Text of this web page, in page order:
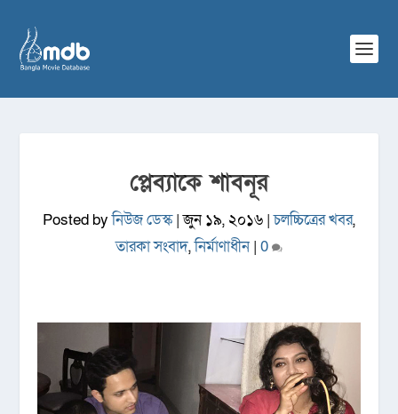
প্লেব্যাকে শাবনূর
Posted byনিউজ ডেস্ক|জুন ১৯, ২০১৬ |চলচ্চিত্রের খবর,
তারকা সংবাদ,নির্মাণাধীন| 0